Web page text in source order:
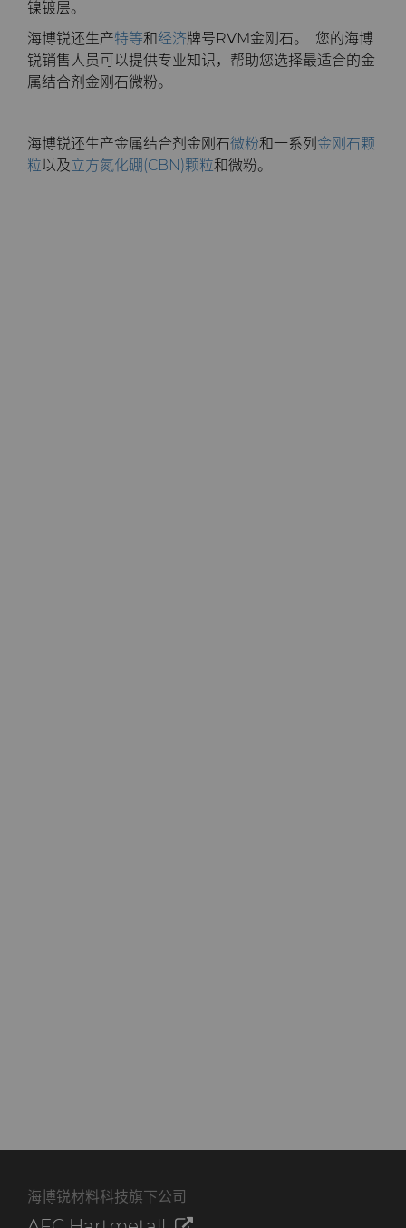
通用耐磨解决方案
医疗
Compax™ PCD拉丝模坯料
Versimax™
镍镀层。
海博锐还生产特等和经济牌号RVM金刚石。 您的海博
锐销售人员可以提供专业知识，帮助您选择最适合的金
属结合剂金刚石微粉。
海博锐还生产金属结合剂金刚石微粉和一系列 金刚石颗
粒以及立方氮化硼(CBN)颗粒和微粉。
海博锐材料科技旗下公司